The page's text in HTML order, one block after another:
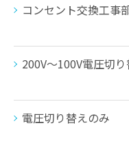
コンセント交換工事
200V～100V電圧切
電圧切り替えのみ